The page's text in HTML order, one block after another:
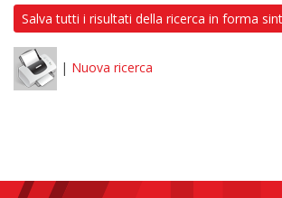
Salva tutti i risultati della ricerca in forma
| Nuova ricerca